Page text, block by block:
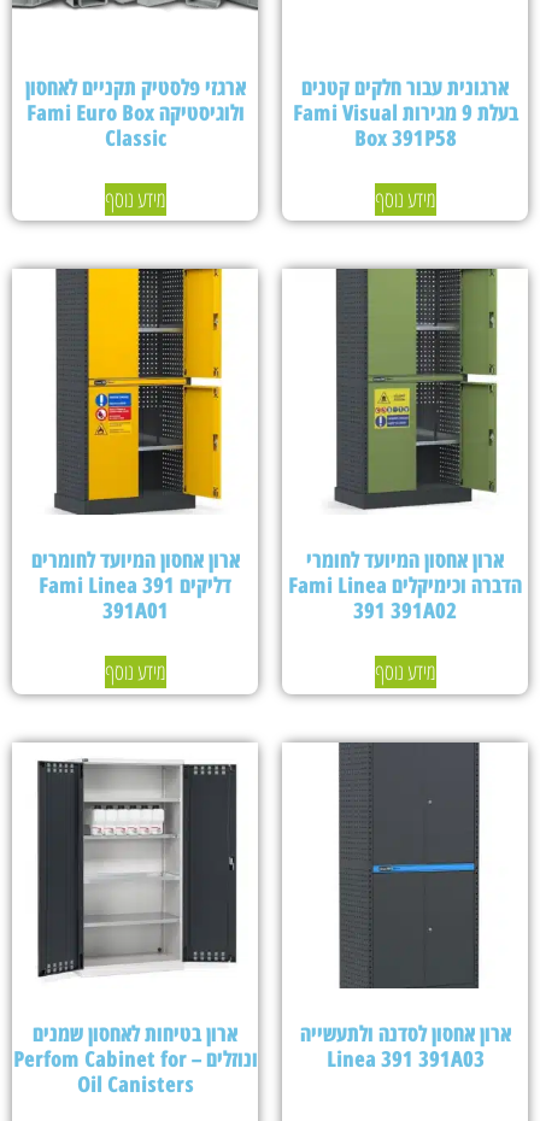
ארגונית עבור חלקים קטנים
בעלת 9 מגירות Fami Visual
Box 391P58
מידע נוסף
ארגזי פלסטיק תקניים לאחסון
ולוגיסטיקה Fami Euro Box
Classic
מידע נוסף
ארון אחסון המיועד לחומרי
הדברה וכימיקלים Fami Linea
391 391A02
מידע נוסף
ארון אחסון המיועד לחומרים
דליקים Fami Linea 391
391A01
מידע נוסף
ארון אחסון לסדנה ולתעשייה
Linea 391 391A03
ארון בטיחות לאחסון שמנים
ונוזלים – Perfom Cabinet for
Oil Canisters